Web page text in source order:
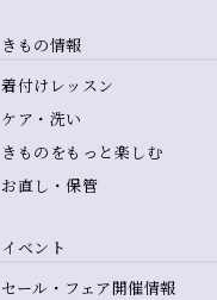
きもの情報
着付けレッスン
ケア・洗い
きものをもっと楽しむ
お直し・保管
イベント
セール・フェア開催情報